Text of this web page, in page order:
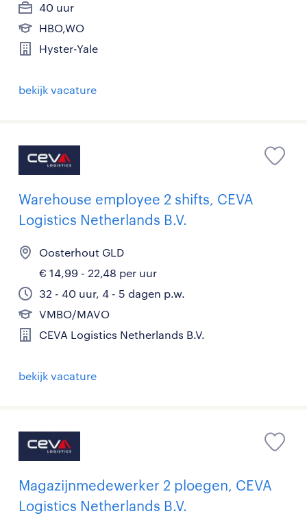
40 uur
HBO,WO
Hyster-Yale
bekijk vacature
Warehouse employee 2 shifts, CEVA
Logistics Netherlands B.V.
Oosterhout GLD
€ 14,99 - 22,48 per uur
32 - 40 uur, 4 - 5 dagen p.w.
VMBO/MAVO
CEVA Logistics Netherlands B.V.
bekijk vacature
Magazijnmedewerker 2 ploegen, CEVA
Logistics Netherlands B.V.